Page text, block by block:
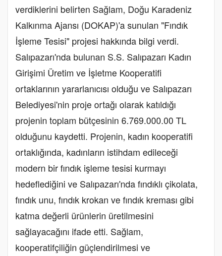
verdiklerini belirten Sağlam, Doğu Karadeniz
Kalkınma Ajansı (DOKAP)'a sunulan "Fındık
İşleme Tesisi" projesi hakkında bilgi verdi.
Salıpazarı'nda bulunan S.S. Salıpazarı Kadın
Girişimi Üretim ve İşletme Kooperatifi
ortaklarının yararlanıcısı olduğu ve Salıpazarı
Belediyesi'nin proje ortağı olarak katıldığı
projenin toplam bütçesinin 6.769.000.00 TL
olduğunu kaydetti. Projenin, kadın kooperatifi
ortaklığında, kadınların istihdam edileceği
modern bir fındık işleme tesisi kurmayı
hedeflediğini ve Salıpazarı'nda fındıklı çikolata,
fındık unu, fındık krokan ve fındık kreması gibi
katma değerli ürünlerin üretilmesini
sağlayacağını ifade etti. Sağlam,
kooperatifçiliğin güçlendirilmesi ve